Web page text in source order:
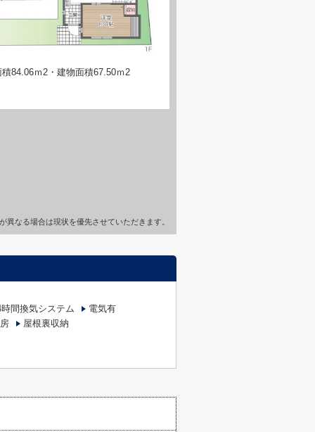
84.06ｍ2・建物面積67.50ｍ2
なる場合は現状を優先させていただきます。
間換気システム
電気有
屋根裏収納